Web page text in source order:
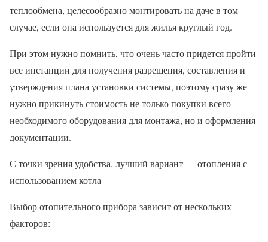
теплообмена, целесообразно монтировать на даче в том
случае, если она используется для жилья круглый год.
При этом нужно помнить, что очень часто придется пройти
все инстанции для получения разрешения, составления и
утверждения плана установки системы, поэтому сразу же
нужно прикинуть стоимость не только покупки всего
необходимого оборудования для монтажа, но и оформления
документации.
С точки зрения удобства, лучший вариант — отопления с
использованием котла
Выбор отопительного прибора зависит от нескольких
факторов: